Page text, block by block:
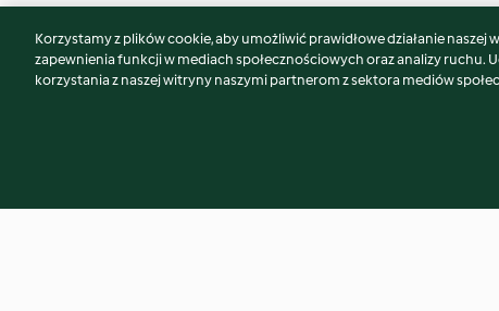
Może spodoba Ci się również...
Korzystamy z plików cookie, aby umożliwić prawidłowe działanie naszej
zapewnienia funkcji w mediach społecznościowych oraz analizy ruchu.
korzystania z naszej witryny naszymi partnerom z sektora mediów